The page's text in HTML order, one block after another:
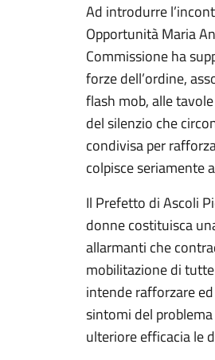
Ad introdurre
Opportunità Maria
Commissione ha
forze dell’ordine,
flash mob, alle
del silenzio che
condivisa per
colpisce seriamente
Il Prefetto di Ascoli
donne costituisca
allarmanti che
mobilitazione di
intende rafforzare
sintomi del
ulteriore efficacia le